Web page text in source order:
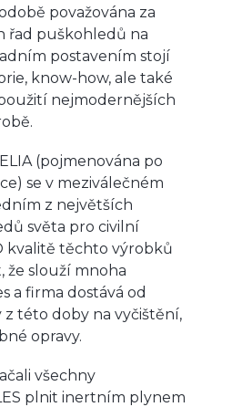
považována za
řad puškohledů na
postavením stojí
know-how, ale také
nejmodernějších
(pojmenována po
se v meziválečném
z největších
světa pro civilní
kvalitě těchto výrobků
že slouží mnoha
a firma dostává od
této doby na vyčištění,
opravy.
všechny
plnit inertním plynem